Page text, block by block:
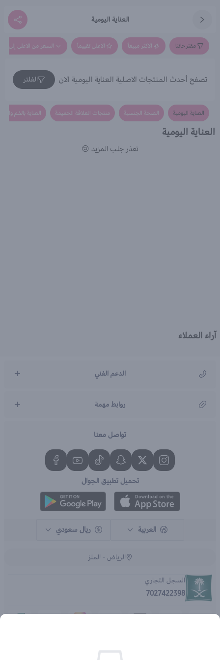
العناية اليومية
مقترحاتنا الاكثر مبيعاً الاعلى تقييماً السعر من الاعلى إلى
تصفح أحدث المنتجات الاصلية العناية اليومية الان الفلتر
العناية اليومية الصحة الجنسية منتجات العلاقة الحميمة العناية بالفم
العناية اليومية
تعذر جلب المزيد 😢
آراء العملاء
الدعم الفني
روابط مهمة
تواصل معنا
تحميل تطبيق الجوال
العربية ريال سعودي
الرياض - الملز
السجل التجاري
7027422398
متجر اي براند - جملة الصيدليات